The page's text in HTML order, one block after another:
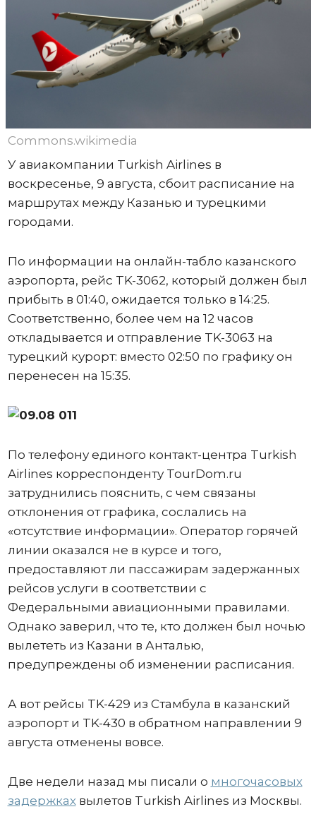
Commons.wikimedia
У авиакомпании Turkish Airlines в
воскресенье, 9 августа, сбоит расписание на
маршрутах между Казанью и турецкими
городами.
По информации на онлайн-табло казанского
аэропорта, рейс TK-3062, который должен был
прибыть в 01:40, ожидается только в 14:25.
Соответственно, более чем на 12 часов
откладывается и отправление TK-3063 на
турецкий курорт: вместо 02:50 по графику он
перенесен на 15:35.
По телефону единого контакт-центра Turkish
Airlines корреспонденту TourDom.ru
затруднились пояснить, с чем связаны
отклонения от графика, сослались на
«отсутствие информации». Оператор горячей
линии оказался не в курсе и того,
предоставляют ли пассажирам задержанных
рейсов услуги в соответствии с
Федеральными авиационными правилами.
Однако заверил, что те, кто должен был ночью
вылететь из Казани в Анталью,
предупреждены об изменении расписания.
А вот рейсы TK-429 из Стамбула в казанский
аэропорт и TK-430 в обратном направлении 9
августа отменены вовсе.
Две недели назад мы писали о многочасовых
задержкахвылетов Turkish Airlines из Москвы.